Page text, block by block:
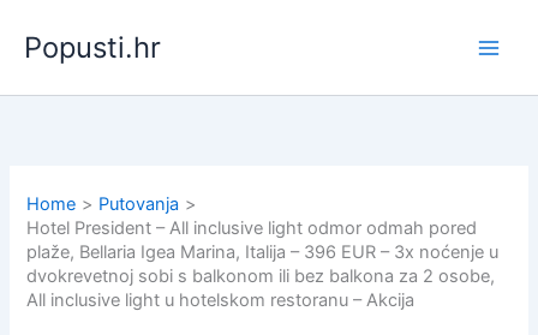
content
Popusti.hr
Home
Putovanja
Hotel President – All inclusive light odmor odmah pored
plaže, Bellaria Igea Marina, Italija – 396 EUR – 3x noćenje u
dvokrevetnoj sobi s balkonom ili bez balkona za 2 osobe,
All inclusive light u hotelskom restoranu – Akcija